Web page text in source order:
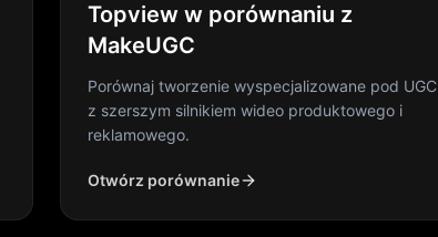
Topview w porównaniu z
MakeUGC
Porównaj tworzenie wyspecjalizowane pod UGC
z szerszym silnikiem wideo produktowego i
reklamowego.
Otwórz porównanie